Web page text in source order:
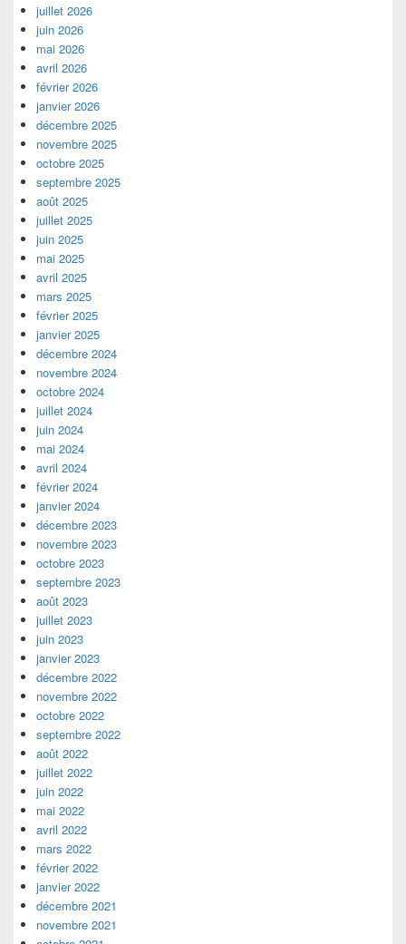
juillet 2026
juin 2026
mai 2026
avril 2026
février 2026
janvier 2026
décembre 2025
novembre 2025
octobre 2025
septembre 2025
août 2025
juillet 2025
juin 2025
mai 2025
avril 2025
mars 2025
février 2025
janvier 2025
décembre 2024
novembre 2024
octobre 2024
juillet 2024
juin 2024
mai 2024
avril 2024
février 2024
janvier 2024
décembre 2023
novembre 2023
octobre 2023
septembre 2023
août 2023
juillet 2023
juin 2023
janvier 2023
décembre 2022
novembre 2022
octobre 2022
septembre 2022
août 2022
juillet 2022
juin 2022
mai 2022
avril 2022
mars 2022
février 2022
janvier 2022
décembre 2021
novembre 2021